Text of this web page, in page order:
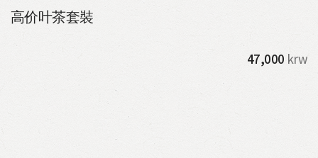
高价叶茶套裝
47,000 krw